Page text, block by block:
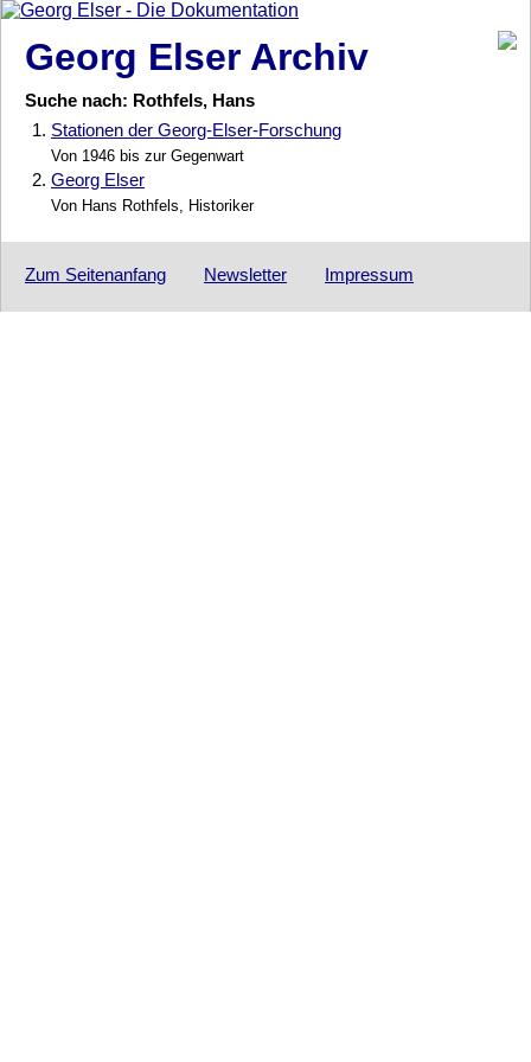
Georg Elser Archiv
Suche nach: Rothfels, Hans
1. Stationen der Georg-Elser-Forschung
Von 1946 bis zur Gegenwart
2. Georg Elser
Von Hans Rothfels, Historiker
Zum Seitenanfang Newsletter Impressum